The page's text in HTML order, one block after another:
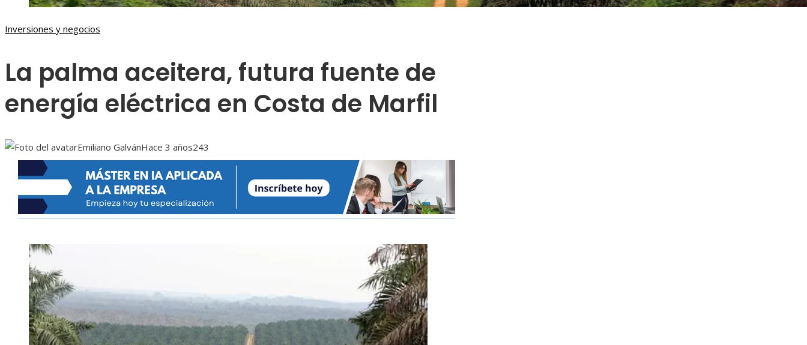
Inversiones y negocios
La palma aceitera, futura fuente de
energía eléctrica en Costa de Marfil
Emiliano GalvánHace 3 años243